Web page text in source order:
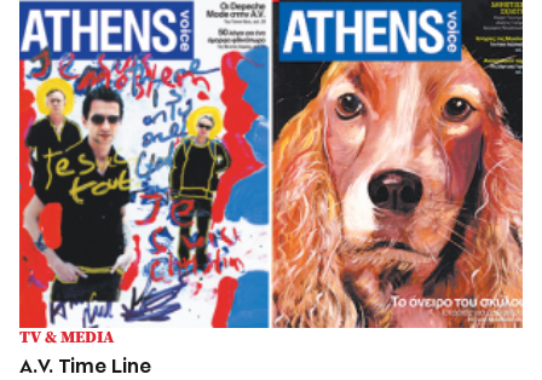
TV & MEDIA
A.V. Time Line